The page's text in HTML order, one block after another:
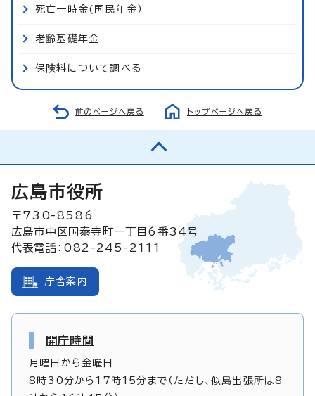
死亡一時金(国民年金）
老齢基礎年金
保険料について調べる
前のページへ戻る トップページへ戻る
広島市役所
〒730-8586
広島市中区国泰寺町一丁目6番34号
代表電話：082-245-2111
庁舎案内
開庁時間
月曜日から金曜日
8時30分から17時15分まで（ただし、似島出張所は8